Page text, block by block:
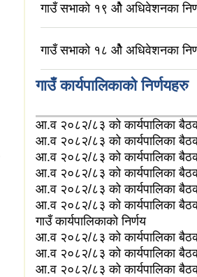
गाउँ सभाको १९ ओै अधिवेशनका
गाउँ सभाको १८ ओै अधिवेशनका
गाउँ कार्यपालिकाको निर्णयहरु
आ.व २०८२/८३ को कार्यपालिका
आ.व २०८२/८३ को कार्यपालिका
आ.व २०८२/८३ को कार्यपालिका
आ.व २०८२/८३ को कार्यपालिका
आ.व २०८२/८३ को कार्यपालिका
आ.व २०८२/८३ को कार्यपालिका
गाउँ कार्यपालिकाको निर्णय
आ.व २०८२/८३ को कार्यपालिका
आ.व २०८२/८३ को कार्यपालिका
आ.व २०८२/८३ को कार्यपालिका